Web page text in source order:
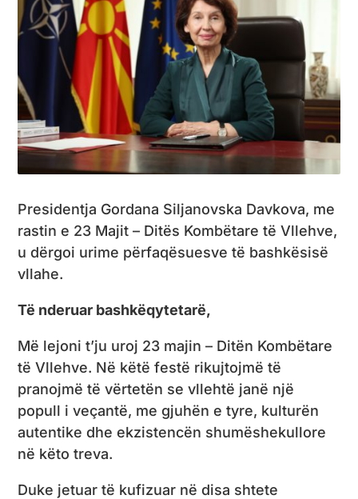
Presidentja Gordana Siljanovska Davkova, me
rastin e 23 Majit – Ditës Kombëtare të Vllehve,
u dërgoi urime përfaqësuesve të bashkësisë
vllahe.
Të nderuar bashkëqytetarë,
Më lejoni t’ju uroj 23 majin – Ditën Kombëtare
të Vllehve. Në këtë festë rikujtojmë të
pranojmë të vërtetën se vllehtë janë një
popull i veçantë, me gjuhën e tyre, kulturën
autentike dhe ekzistencën shumëshekullore
në këto treva.
Duke jetuar të kufizuar në disa shtete